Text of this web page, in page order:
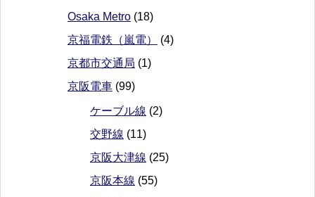
Osaka Metro (18)
京福電鉄（嵐電）
(4)
京都市交通局 (1)
京阪電車 (99)
ケーブル線 (2)
交野線 (11)
京阪大津線 (25)
京阪本線 (55)